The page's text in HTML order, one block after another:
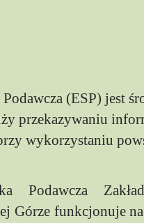
(ESP) jest
przekazywaniu
wykorzystaniu
Podawcza
Górze funkcjonuje